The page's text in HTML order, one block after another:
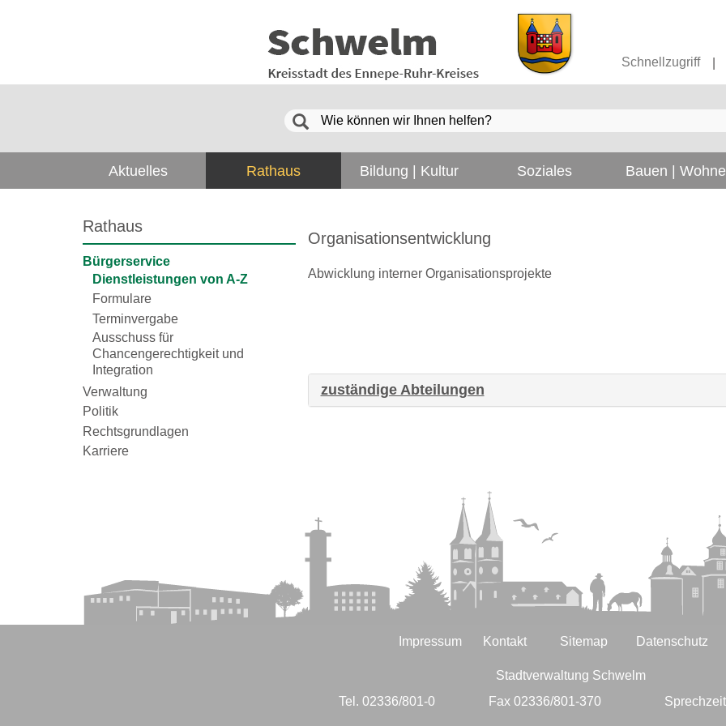
Schnellzugriff
Aktuelles Rathaus Bildung | Kultur Soziales Bauen |
Rathaus
Bürgerservice
Dienstleistungen von A-Z
Formulare
Terminvergabe
Ausschuss für
Chancengerechtigkeit und
Integration
Verwaltung
Politik
Rechtsgrundlagen
Karriere
Organisationsentwicklung
Abwicklung interner Organisationsprojekte
zuständige Abteilungen
Impressum Kontakt Sitemap Datenschutz
Stadtverwaltung Schwelm
Tel. 02336/801-0
Fax 02336/801-370